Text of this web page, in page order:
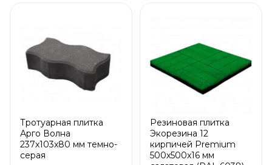
Тротуарная плитка
Арго Волна
237x103x80 мм темно-
серая
Резиновая плитка
Экорезина 12
кирпичей Premium
500x500x16 мм